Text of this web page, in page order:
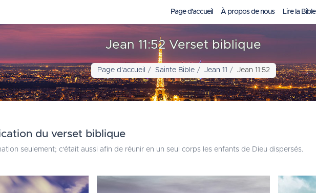
Page d'accueil À propos de nous Lire la Bible
Jean 11:52 Verset biblique
Page d'accueil Sainte Bible Jean 11 Jean 11:52
du verset biblique
seulement; c'était aussi afin de réunir en un seul corps les enfants de Dieu dispersés.